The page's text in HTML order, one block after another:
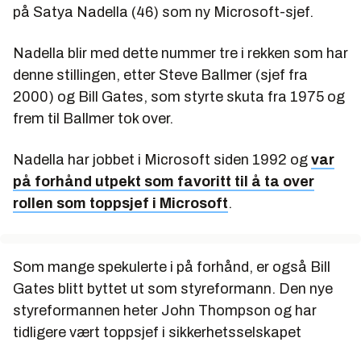
på Satya Nadella (46) som ny Microsoft-sjef.
Nadella blir med dette nummer tre i rekken som har
denne stillingen, etter Steve Ballmer (sjef fra
2000) og Bill Gates, som styrte skuta fra 1975 og
frem til Ballmer tok over.
Nadella har jobbet i Microsoft siden 1992 og var
på forhånd utpekt som favoritt til å ta over
rollen som toppsjef i Microsoft.
Som mange spekulerte i på forhånd, er også Bill
Gates blitt byttet ut som styreformann. Den nye
styreformannen heter John Thompson og har
tidligere vært toppsjef i sikkerhetsselskapet